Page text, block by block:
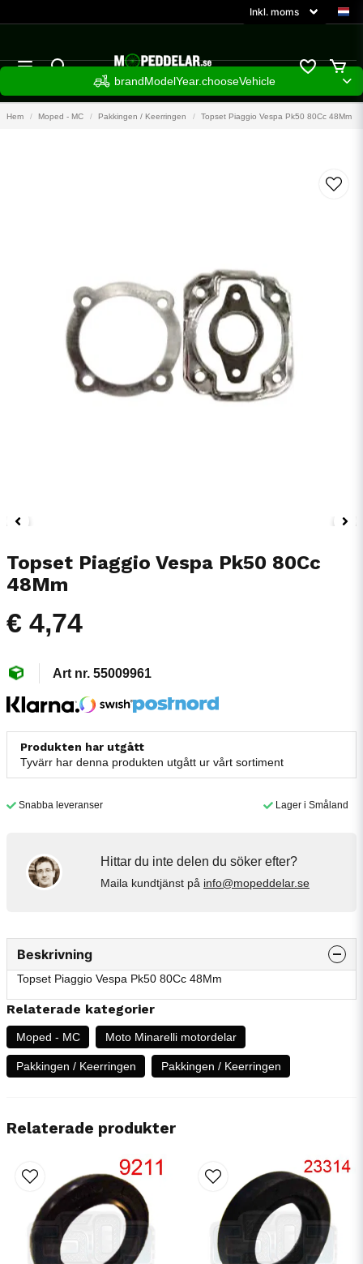
brandModelYear.chooseVehicle
Hem Moped - MC Pakkingen / Keerringen Topset Piaggio Vespa Pk50 80Cc 48Mm
Topset Piaggio Vespa Pk50 80Cc
48Mm
€ 4,74
55009961
Produkten har utgått
Tyvärr har denna produkten utgått ur vårt sortiment
Snabba leveranser Lager i Småland
Hittar du inte delen du söker efter?
Maila kundtjänst på info@mopeddelar.se
Beskrivning
Topset Piaggio Vespa Pk50 80Cc 48Mm
Relaterade kategorier
Moped - MC Moto Minarelli motordelar
Pakkingen / Keerringen Pakkingen / Keerringen
Relaterade produkter